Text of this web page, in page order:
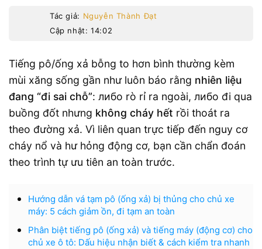
Tác giả: Nguyễn Thành Đạt
Cập nhật: 14:02
Tiếng pô/ống xả bỗng to hơn bình thường kèm
mùi xăng sống gần như luôn báo rằng nhiên liệu
đang “đi sai chỗ”: либо rò rỉ ra ngoài, либо đi qua
buồng đốt nhưng không cháy hết rồi thoát ra
theo đường xả. Vì liên quan trực tiếp đến nguy cơ
cháy nổ và hư hỏng động cơ, bạn cần chẩn đoán
theo trình tự ưu tiên an toàn trước.
Hướng dẫn vá tạm pô (ống xả) bị thủng cho chủ xe
máy: 5 cách giảm ồn, đi tạm an toàn
Phân biệt tiếng pô (ống xả) và tiếng máy (động cơ) cho
chủ xe ô tô: Dấu hiệu nhận biết & cách kiểm tra nhanh